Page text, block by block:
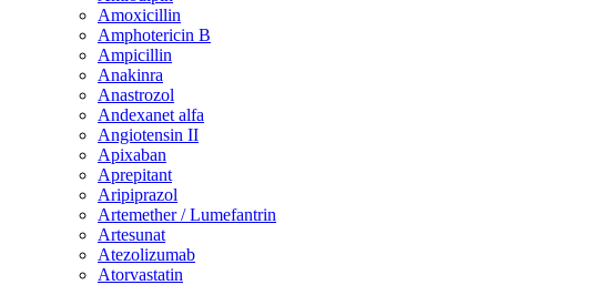
Amoxicillin
Amphotericin B
Ampicillin
Anakinra
Anastrozol
Andexanet alfa
Angiotensin II
Apixaban
Aprepitant
Aripiprazol
Artemether / Lumefantrin
Artesunat
Atezolizumab
Atorvastatin